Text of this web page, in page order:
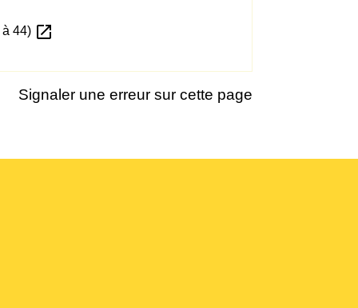
44) open_in_new
Signaler une erreur sur cette page